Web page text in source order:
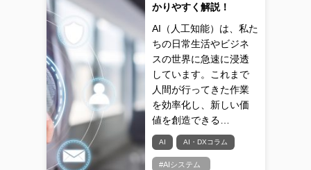
かりやすく解説！
AI（人工知能）は、私た
ちの日常生活やビジネ
スの世界に急速に浸透
しています。これまで
人間が行ってきた作業
を効率化し、新しい価
値を創造できる…
AI AI・DXコラム
#AIシステム